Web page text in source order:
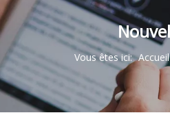
Vous êtes ici: Accueil